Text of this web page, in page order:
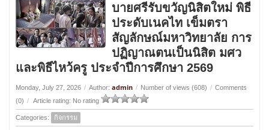
บายศรีรับขวัญนิสิตใหม่ พิธี
ประดับเนคไท เข็มตรา
สัญลักษณ์มหาวิทยาลัย การ
ปฏิญาณตนเป็นนิสิต มศว
และพิธีไหว้ครู ประจำปีการศึกษา 2569
Monday, July 27, 2026 / Author: admin / Number of views (608) / Comments
(0) / Article rating: No rating
Categories: กิจกรรม